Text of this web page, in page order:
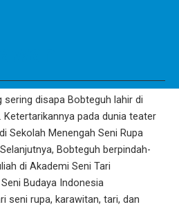
sering disapa Bobteguh lahir di
Ketertarikannya pada dunia teater
Sekolah Menengah Seni Rupa
Bobteguh berpindah-
di Akademi Seni Tari
Budaya Indonesia
seni rupa, karawitan, tari, dan